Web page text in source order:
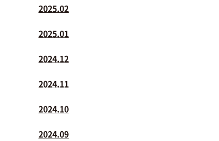
2025.02
2025.01
2024.12
2024.11
2024.10
2024.09